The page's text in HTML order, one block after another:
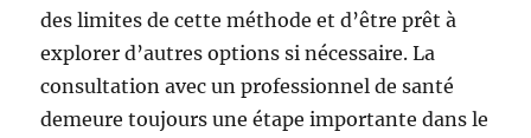
des limites de cette méthode et d’être prêt à
explorer d’autres options si nécessaire. La
consultation avec un professionnel de santé
demeure toujours une étape importante dans le